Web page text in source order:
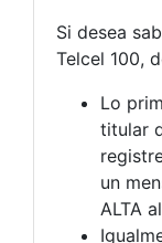
Si desea
Telcel 100,
Lo
titular
un
ALTA